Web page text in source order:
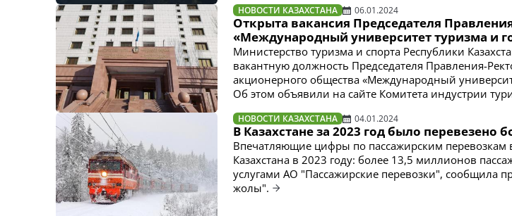
НОВОСТИ КАЗАХСТАНА 06.01.2024
Открыта вакансия Председателя
«Международный университет туризма и
Министерство туризма и спорта Республики
вакантную должность Председателя Правления-
акционерного общества «Международный
Об этом объявили на сайте Комитета индустрии
НОВОСТИ КАЗАХСТАНА 04.01.2024
В Казахстане за 2023 год было перевезено
Впечатляющие цифры по пассажирским перевозкам
Казахстана в 2023 году: более 13,5 миллионов
услугами АО "Пассажирские перевозки", сообщила
жолы".